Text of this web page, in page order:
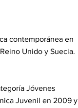
contemporánea en
Unido y Suecia.
Jóvenes
Juvenil en 2009 y